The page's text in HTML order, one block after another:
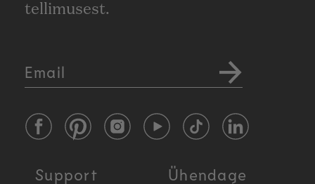
tellimusest.
Email
FacebookPinterestInstagramYouTubeTikTokLinkedIn
Support Ühendage